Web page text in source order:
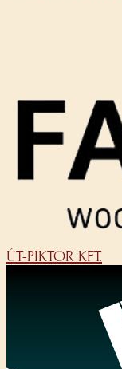
ÚT-PIKTOR KFT.